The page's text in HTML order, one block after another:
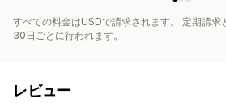
すべての料金はUSDで請求されます。 定期請求
30日ごとに行われます。
レビュー